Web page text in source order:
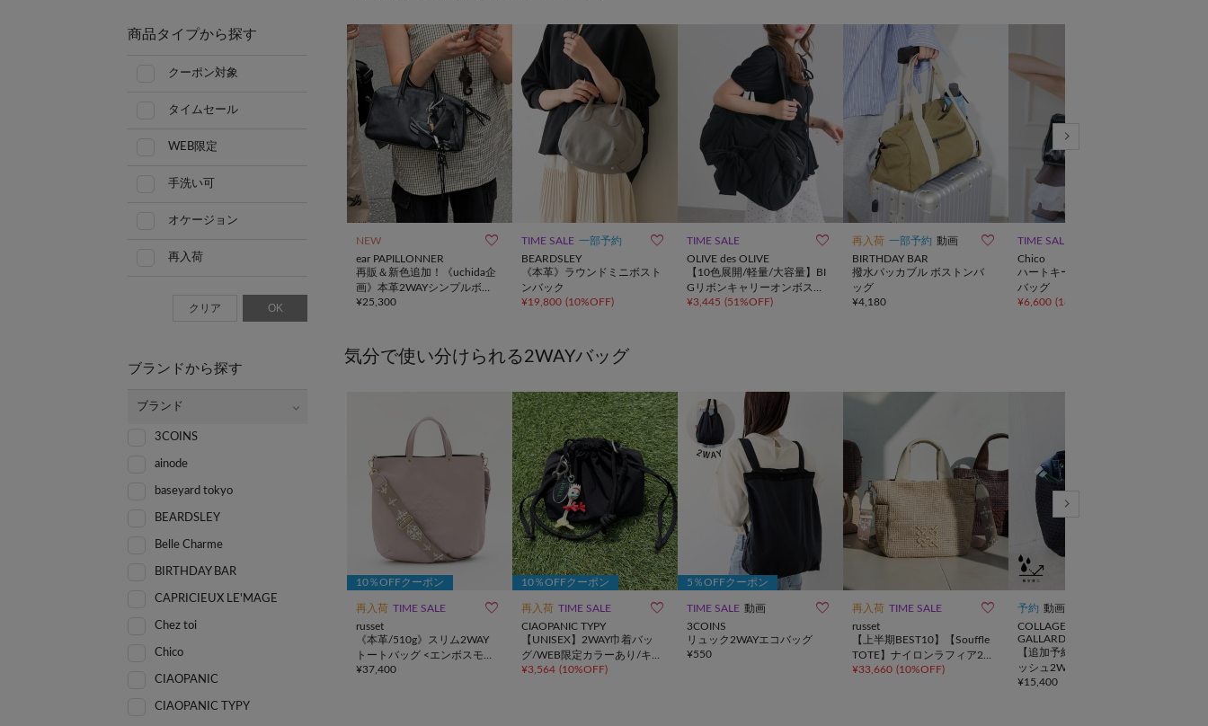
NEW 
ear PAPILLONNER
再販＆新色追加！《uchida企
画》本革2WAYシンプルボス
トンバッグ
¥25,300
TIME SALE 一部予約 
BEARDSLEY
《本革》ラウンドミニボスト
ンバック
¥19,800 (10%OFF)
TIME SALE 
OLIVE des OLIVE
【10色展開/軽量/大容量】BI
Gリボンキャリーオンボスト
ンバッグ
¥3,445 (51%OFF)
再入荷 一部予約 動画 
BIRTHDAY BAR
撥水パッカブル ボストンバ
ッグ
¥4,180
TIME SALE
Chico
ハートキーチャームボストン
バッグ
¥6,600 (18%OFF
気分で使い分けられる2WAYバッグ
10％OFFクーポン
再入荷 TIME SALE 
russet
《本革/510g》スリム2WAY
トートバッグ <エンボスモノ
グラム>
¥37,400
10％OFFクーポン
再入荷 TIME SALE 
CIAOPANIC TYPY
【UNISEX】2WAY巾着バッ
グ/WEB限定カラーあり/キー
ホルダー付き
¥3,564 (10%OFF)
5％OFFクーポン
TIME SALE 動画 
3COINS
リュック2WAYエコバッグ
¥550
再入荷 TIME SALE 
russet
【上半期BEST10】【Souffle
TOTE】ナイロンラフィア2W
AYトートバッグ
¥33,660 (10%OFF)
予約 動画
COLLAGE
GALLARDAGALANTE
【追加予約受付中】強撥水メ
ッシュ2WAYトートバッグ
¥15,400
商品タイプから探す
クーポン対象
タイムセール
WEB限定
手洗い可
オケージョン
再入荷
クリア OK
ブランドから探す
ブランド
3COINS
ainode
baseyard tokyo
BEARDSLEY
Belle Charme
BIRTHDAY BAR
CAPRICIEUX LE'MAGE
Chez toi
Chico
CIAOPANIC
CIAOPANIC TYPY